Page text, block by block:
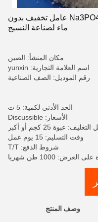
كريستال Na3PO4 Trisodium Phosphate عامل تخفيف بدون
ماء لصناعة النسيج
مكان المنشأ: الصين
اسم العلامة التجارية: yunxin
رقم الموديل: الصف الصناعية
الحد الأدنى لكمية: 5 ت
الأسعار: Discussible
عبوة 25 كجم أو أكبر
وقت التسليم: 15 يوم عمل
شروط الدفع: T/T
العرض: 1000 طن شهريا
وصف المنتج